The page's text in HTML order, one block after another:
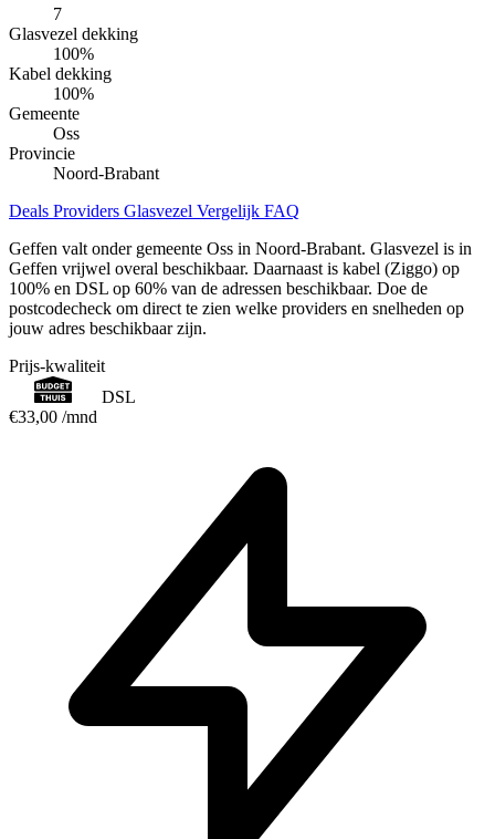
7
Glasvezel dekking
100%
Kabel dekking
100%
Gemeente
Oss
Provincie
Noord-Brabant
Deals Providers Glasvezel Vergelijk FAQ
Geffen valt onder gemeente Oss in Noord-Brabant. Glasvezel is in
Geffen vrijwel overal beschikbaar. Daarnaast is kabel (Ziggo) op
100% en DSL op 60% van de adressen beschikbaar. Doe de
postcodecheck om direct te zien welke providers en snelheden op
jouw adres beschikbaar zijn.
Prijs-kwaliteit
DSL
€33,00 /mnd